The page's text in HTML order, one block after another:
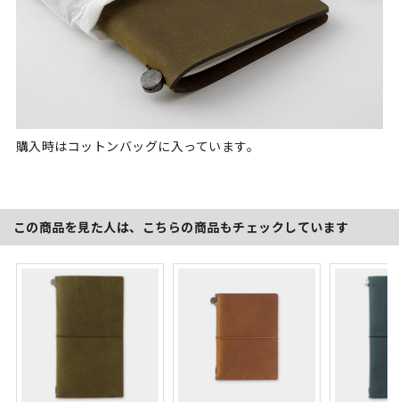
購入時はコットンバッグに入っています。
この商品を見た人は、こちらの商品もチェックしています